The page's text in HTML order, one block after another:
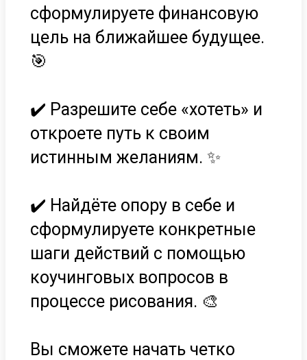
сформулируете финансовую
цель на ближайшее будущее.
🎯
✔️ Разрешите себе «хотеть» и
откроете путь к своим
истинным желаниям. ✨
✔️ Найдёте опору в себе и
сформулируете конкретные
шаги действий с помощью
коучинговых вопросов в
процессе рисования. 🎨
Вы сможете начать четко